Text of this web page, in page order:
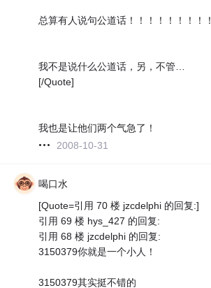
总算有人说句公道话！！！！！！！！！
我不是说什么公道话，另，不管…
[/Quote]
我也是让他们两个气急了！
2008-10-31
喝口水
[Quote=引用 70 楼 jzcdelphi 的回复:]
引用 69 楼 hys_427 的回复:
引用 68 楼 jzcdelphi 的回复:
3150379你就是一个小人！
3150379其实挺不错的